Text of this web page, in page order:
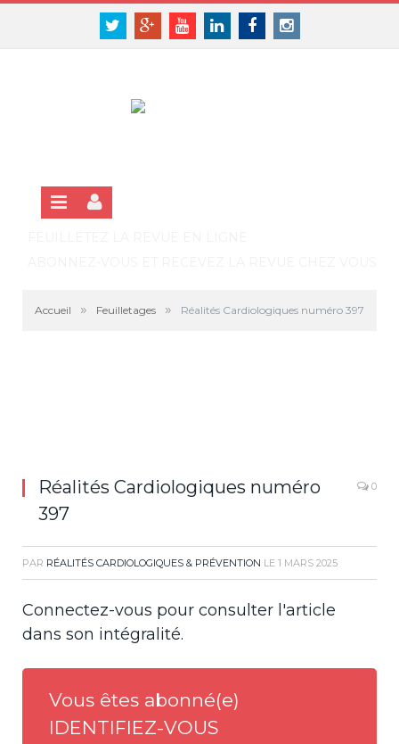
Panneau de gestion des cookies
TwitterGoogle+YoutubeLinkedinFacebookInstagram
SE CONNECTER
Accueil » Feuilletages » Réalités Cardiologiques numéro 397
Réalités Cardiologiques numéro
397
0
PAR RÉALITÉS CARDIOLOGIQUES & PRÉVENTION LE 1 MARS 2025
Connectez-vous pour consulter l'article
dans son intégralité.
Vous êtes abonné(e)
IDENTIFIEZ-VOUS